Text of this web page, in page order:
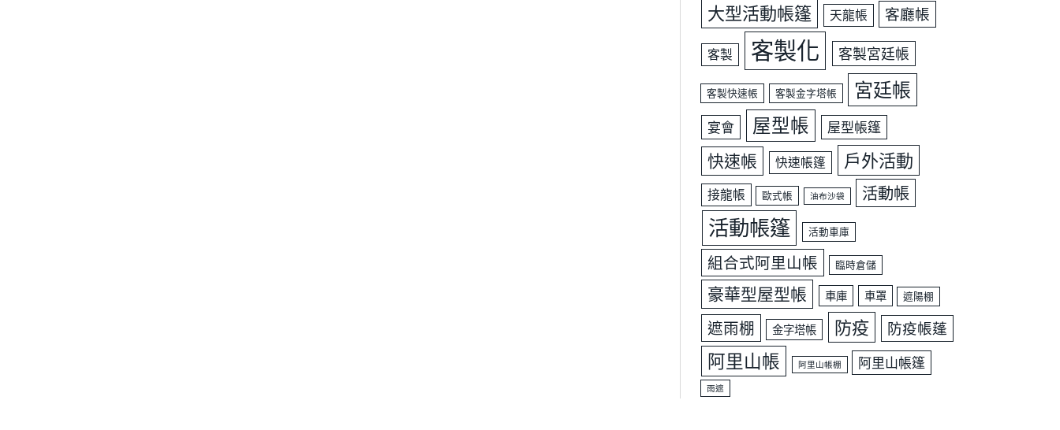
大型活動帳篷 天龍帳 客廳帳
客製 客製化 客製宮廷帳
客製快速帳 客製金字塔帳 宮廷帳
宴會 屋型帳 屋型帳篷
快速帳 快速帳篷 戶外活動
接龍帳 歐式帳 油布沙袋 活動帳
活動帳篷 活動車庫
組合式阿里山帳 臨時倉儲
豪華型屋型帳 車庫 車罩 遮陽棚
遮雨棚 金字塔帳 防疫 防疫帳蓬
阿里山帳 阿里山帳棚 阿里山帳篷
雨遮